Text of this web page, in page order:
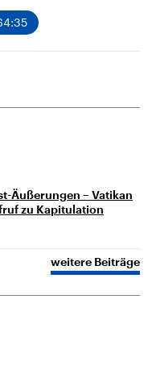
Äußerungen – Vatikan
zu Kapitulation
weitere Beiträge